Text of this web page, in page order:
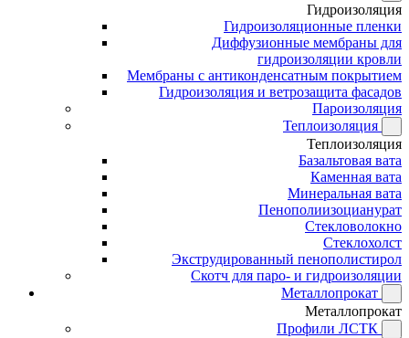
Гидроизоляция
Гидроизоляционные пленки
Диффузионные мембраны для
гидроизоляции кровли
Мембраны с антиконденсатным покрытием
Гидроизоляция и ветрозащита фасадов
Пароизоляция
Теплоизоляция
Теплоизоляция
Базальтовая вата
Каменная вата
Минеральная вата
Пенополиизоцианурат
Стекловолокно
Стеклохолст
Экструдированный пенополистирол
Скотч для паро- и гидроизоляции
Металлопрокат
Металлопрокат
Профили ЛСТК